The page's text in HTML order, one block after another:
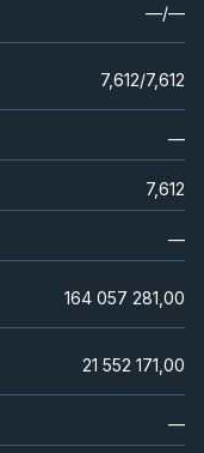
—/—
7,612/7,612
—
7,612
—
164 057 281,00
21 552 171,00
—